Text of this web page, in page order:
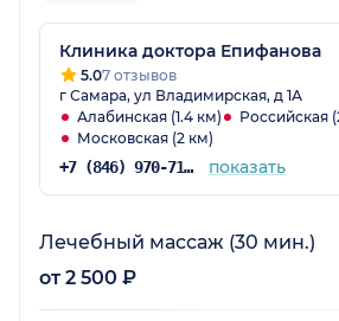
Клиника доктора Епифанова
5.07 отзывов
г Самара, ул Владимирская, д 1А
Алабинская (1.4 км)
Российская
Московская (2 км)
+7 (846) 970-71-95 показать
Лечебный массаж (30 мин.)
от 2 500 ₽